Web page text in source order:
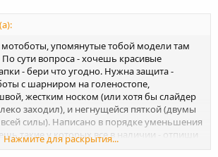
мотоботы, упомянутые тобой модели там
По сути вопроса - хочешь красивые
- бери что угодно. Нужна защита -
с шарниром на голеностопе,
жестким носком (или хотя бы слайдер
заходил), и негнущейся пяткой (двумы
силы). Написано в порядке уменьшения
такие у которых все в наличии - отпиши
Нажмите для раскрытия...